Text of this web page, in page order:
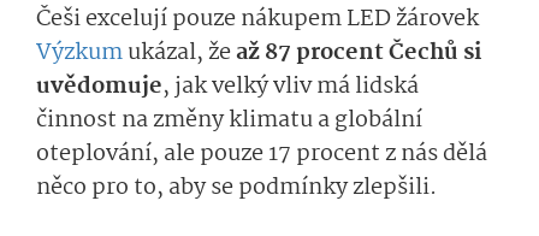
Češi excelují pouze nákupem LED žárovek
Výzkumukázal, žeaž 87 procent Čechů si
uvědomuje, jak velký vliv má lidská
činnost na změny klimatu a globální
oteplování, ale pouze 17 procent z nás dělá
něco pro to, aby se podmínky zlepšili.